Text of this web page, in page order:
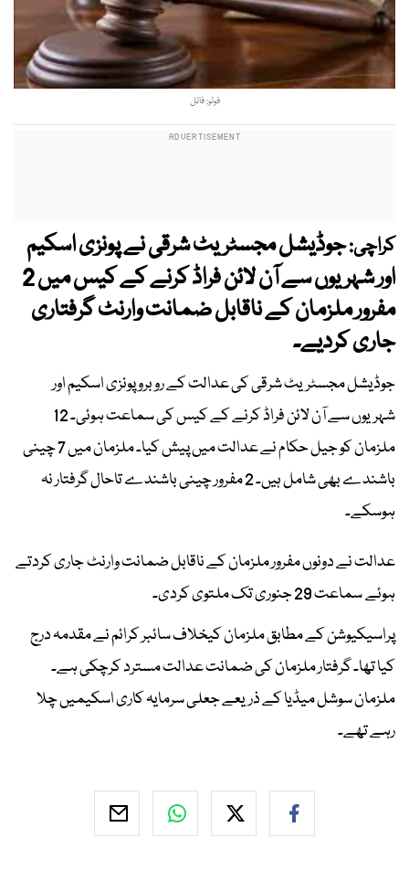
فوٹو: فائل
کراچی:جوڈیشل مجسٹریٹ شرقی نے پونزی اسکیم
اور شہریوں سے آن لائن فراڈ کرنے کے کیس میں 2
مفرور ملزمان کے ناقابل ضمانت وارنٹ گرفتاری
جاری کردیے۔
جوڈیشل مجسٹریٹ شرقی کی عدالت کے روبرو پونزی اسکیم اور
شہریوں سے آن لائن فراڈ کرنے کے کیس کی سماعت ہوئی۔ 12
ملزمان کو جیل حکام نے عدالت میں پیش کیا۔ ملزمان میں 7 چینی
باشندے بھی شامل ہیں۔ 2 مفرور چینی باشندے تاحال گرفتار نہ
ہوسکے۔
عدالت نے دونوں مفرور ملزمان کے ناقابل ضمانت وارنٹ جاری کردتے
ہوئے سماعت 29 جنوری تک ملتوی کردی۔
پراسیکیوشن کے مطابق ملزمان کیخلاف سائبر کرائم نے مقدمہ درج
کیا تھا۔ گرفتار ملزمان کی ضمانت عدالت مسترد کرچکی ہے۔
ملزمان سوشل میڈیا کے ذریعے جعلی سرمایہ کاری اسکیمیں چلا
رہے تھے۔